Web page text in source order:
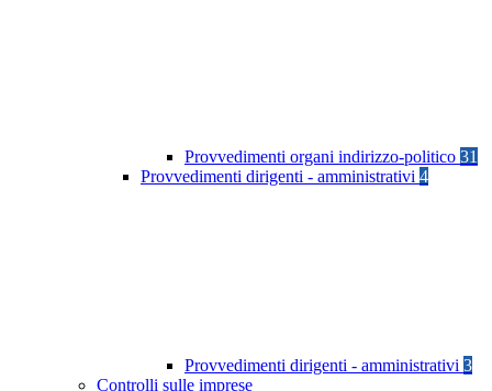
Provvedimenti organi indirizzo-politico 31
Provvedimenti dirigenti - amministrativi 4
Provvedimenti dirigenti - amministrativi 3
Controlli sulle imprese